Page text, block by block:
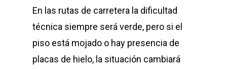
En las rutas de carretera la dificultad
técnica siempre será verde, pero si el
piso está mojado o hay presencia de
placas de hielo, la situación cambiará